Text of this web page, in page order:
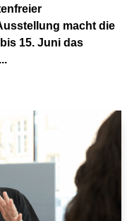
macht die
15. Juni das